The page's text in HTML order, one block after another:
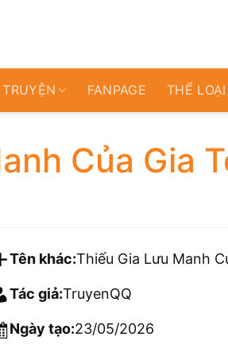
FANPAGE THỂ LOẠI
Của Gia
Tên khác:
Tác giả:TruyenQQ
Ngày tạo:23/05/2026